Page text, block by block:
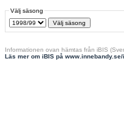
Välj säsong
Informationen ovan hämtas från iBIS
Läs mer om iBIS på